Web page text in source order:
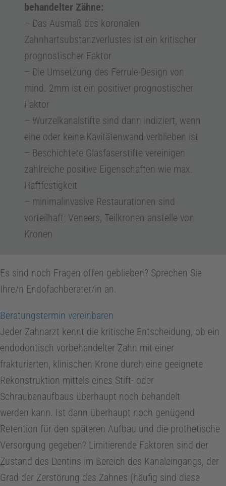
m
t
u
d
i
u
m
I
n
behandelter Zähne:
– Das Ausmaß des koronalen
Zahnhartsubstanzverlustes ist ein kritischer
prognostischer Faktor
– Die Umsetzung des Ferrule-Design von
mind. 2mm ist ein positiver prognostischer
Faktor
– Wurzelkanalstifte sind dann indiziert, wenn
eine oder keine Kavitätenwand verblieben ist
– Beschichtete Glasfaserstifte vereinigen
zahlreiche positive Eigenschaften wie max.
Haftfestigkeit
– minimalinvasive Restaurationen sind
vorteilhaft: Veneers, Teilkronen anstelle von
Kronen
Es sind noch Fragen offen geblieben? Sprechen Sie
Ihre/n Endofachberater/in an.
Beratungstermin vereinbaren
Jeder Zahnarzt kennt die kritische Entscheidung, ob ein
endodontisch vorbehandelter Zahn mit einer
frakturierten, klinischen Krone durch eine geeignete
Rekonstruktion mittels eines Stift- oder
Schraubenaufbaus überhaupt noch behandelt
werden kann. Ist dann überhaupt noch genügend
Retention für den späteren Aufbau und die prothetische
Versorgung gegeben? Limitierende Faktoren sind der
Zustand des Dentins im Bereich des Kanaleingangs, der
Grad der Zerstörung des Zahnes (häufig sind diese